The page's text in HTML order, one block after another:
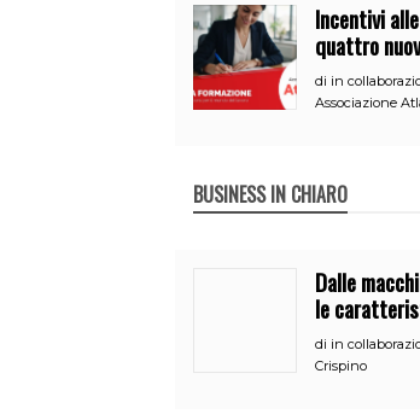
Incentivi
quattro
2026
di in
Associazione
BUSINESS IN CHIARO
Dalle
le
per
di in
Crispino